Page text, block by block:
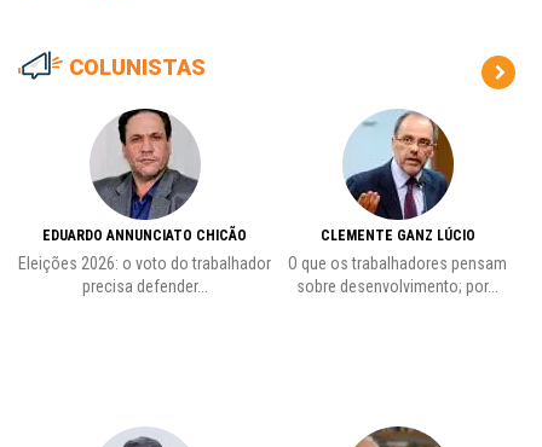
COLUNISTAS
EDUARDO ANNUNCIATO CHICÃO
Eleições 2026: o voto do trabalhador
precisa defender...
CLEMENTE GANZ LÚCIO
O que os trabalhadores pensam
sobre desenvolvimento; por...